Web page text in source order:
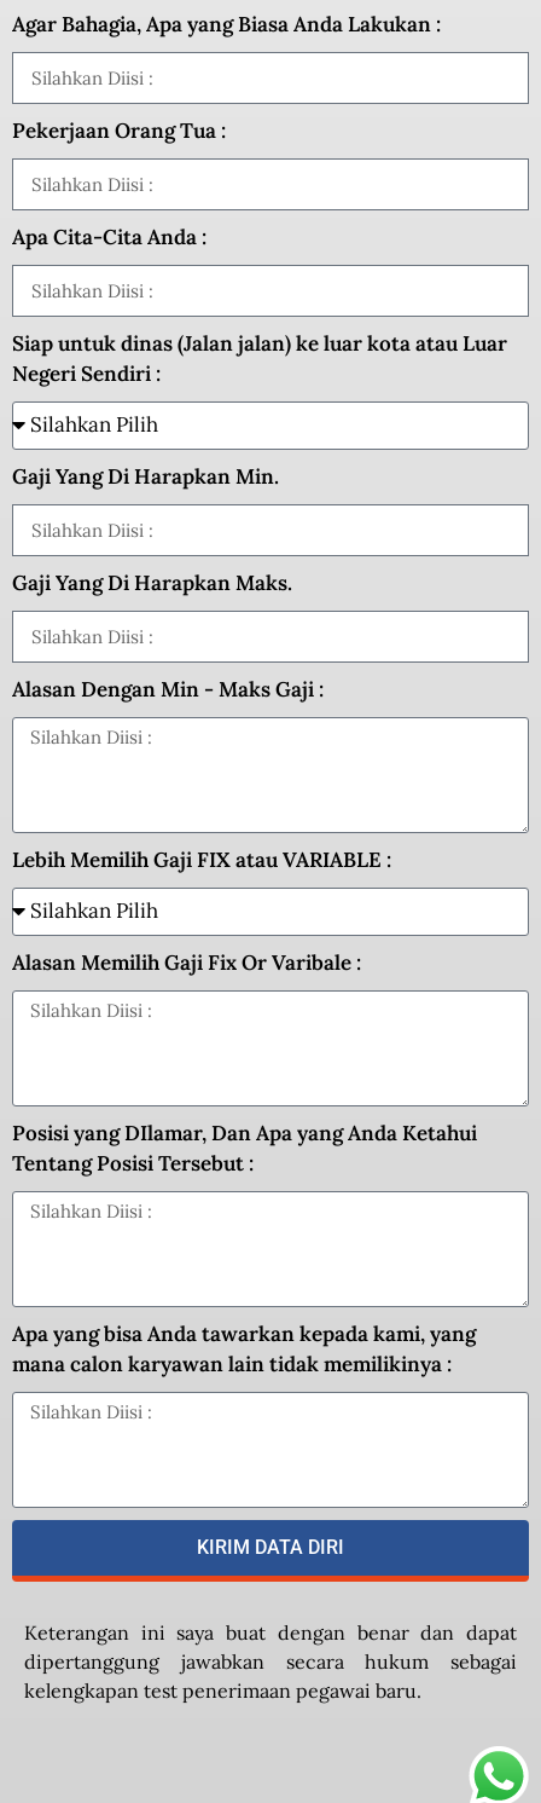
Agar Bahagia, Apa yang Biasa Anda Lakukan :
Pekerjaan Orang Tua :
Apa Cita-Cita Anda :
Siap untuk dinas (Jalan jalan) ke luar kota atau Luar
Negeri Sendiri :
Gaji Yang Di Harapkan Min.
Gaji Yang Di Harapkan Maks.
Alasan Dengan Min - Maks Gaji :
Lebih Memilih Gaji FIX atau VARIABLE :
Alasan Memilih Gaji Fix Or Varibale :
Posisi yang DIlamar, Dan Apa yang Anda Ketahui
Tentang Posisi Tersebut :
Apa yang bisa Anda tawarkan kepada kami, yang
mana calon karyawan lain tidak memilikinya :
KIRIM DATA DIRI
Keterangan ini saya buat dengan benar dan dapat
dipertanggung jawabkan secara hukum sebagai
kelengkapan test penerimaan pegawai baru.